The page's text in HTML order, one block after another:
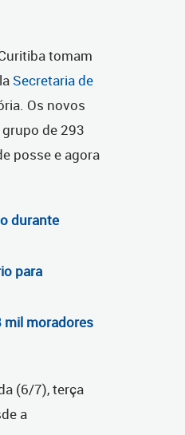
tomam
Secretaria de
Os novos
de 293
posse e agora
durante
para
mil moradores
(6/7), terça
a